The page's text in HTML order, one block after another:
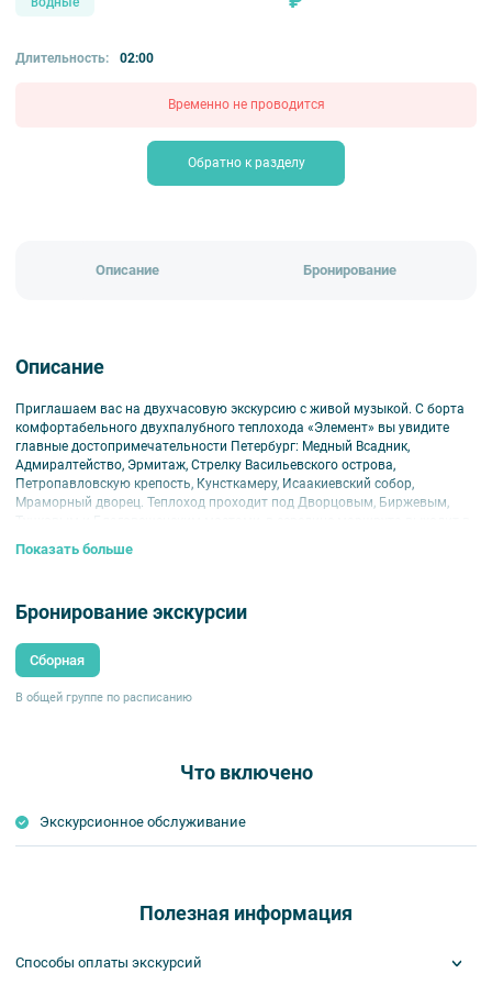
Длительность: 02:00
Временно не проводится
Обратно к разделу
Описание Бронирование
Описание
Приглашаем вас на двухчасовую экскурсию с живой музыкой. С борта
комфортабельного двухпалубного теплохода «Элемент» вы увидите
главные достопримечательности Петербург: Медный Всадник,
Адмиралтейство, Эрмитаж, Стрелку Васильевского острова,
Петропавловскую крепость, Кунсткамеру, Исаакиевский собор,
Мраморный дворец. Теплоход проходит под Дворцовым, Биржевым,
пейзажи Балтийских просторов.
Показать больше
Бронирование экскурсии
Сборная
В общей группе по расписанию
Что включено
Экскурсионное обслуживание
Полезная информация
Способы оплаты экскурсий